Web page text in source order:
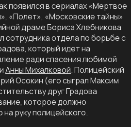
появился в сериалах «Мертвое
«Полет», «Московские тайны»
драме Бориса Хлебникова
сотрудника отдела по борьбе с
который идет на
ради спасения любимой
Анны Михалковой. Полицейский
Осокин (его сыграл Максим
друг Градова
которое должно
руку полицейского.